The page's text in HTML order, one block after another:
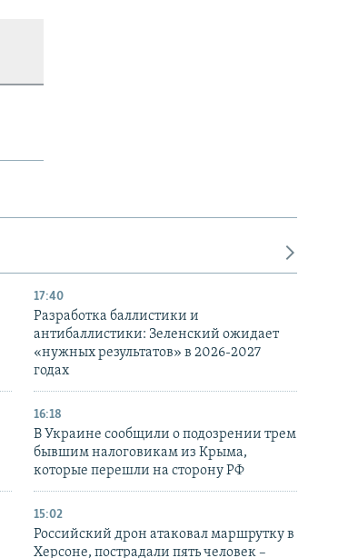
17:40
Разработка баллистики и
антибаллистики: Зеленский ожидает
«нужных результатов» в 2026-2027
годах
16:18
В Украине сообщили о подозрении трем
бывшим налоговикам из Крыма,
которые перешли на сторону РФ
15:02
Российский дрон атаковал маршрутку в
Херсоне, пострадали пять человек –